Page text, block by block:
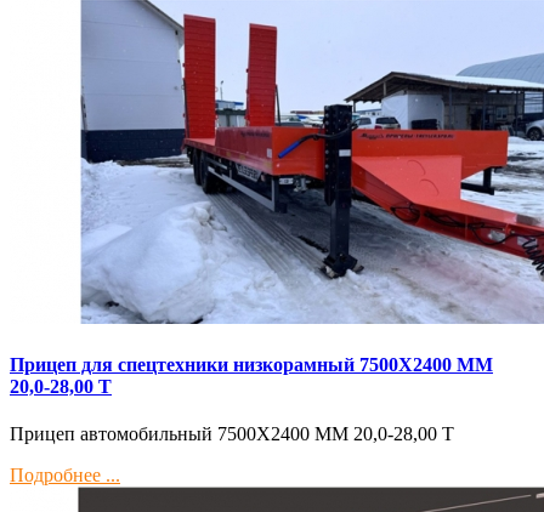
Прицеп для спецтехники низкорамный 7500Х2400 ММ
20,0-28,00 Т
Прицеп автомобильный 7500Х2400 ММ 20,0-28,00 Т
Подробнее ...